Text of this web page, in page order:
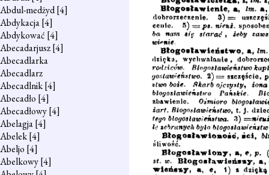
Abdul-medżyd[4]
Abdykacja[4]
Abdykować [4]
Abecadarjusz[4]
Abecadlarka
Abecadlarz
Abecadlnik[4]
Abecadło [4]
Abecadłowy[4]
Abelagja[4]
Abelek[4]
Abeljo [4]
Abelkowy[4]